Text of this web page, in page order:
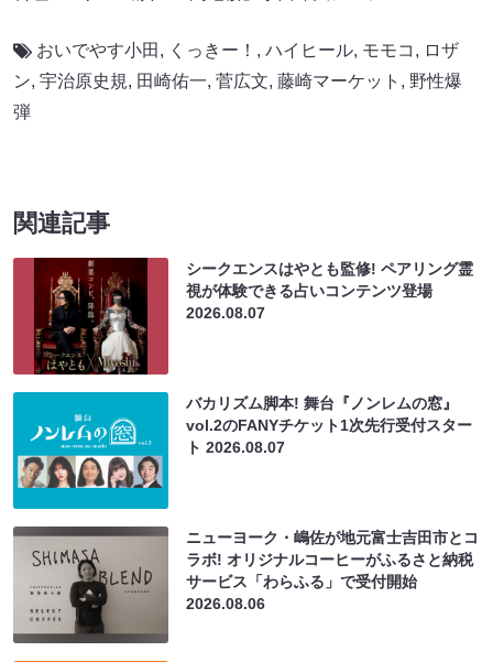
おいでやす小田 , くっきー！ , ハイヒール, モモコ , ロザ
ン, 宇治原史規, 田崎佑一, 菅広文, 藤崎マーケット , 野性爆
弾
関連記事
シークエンスはやとも監修! ペアリング霊
視が体験できる占いコンテンツ登場
2026.08.07
バカリズム脚本! 舞台『ノンレムの窓』
vol.2のFANYチケット1次先行受付スター
ト2026.08.07
ニューヨーク・嶋佐が地元富士吉田市とコ
ラボ! オリジナルコーヒーがふるさと納税
サービス「わらふる」で受付開始
2026.08.06